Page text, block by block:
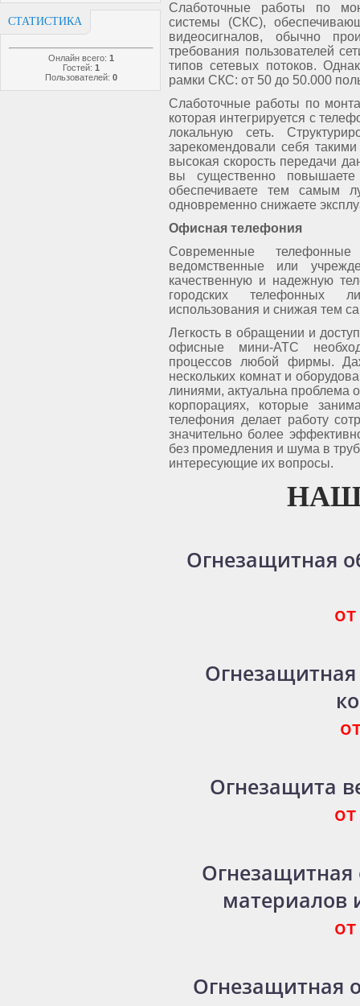
СТАТИСТИКА
Онлайн всего: 1
Гостей: 1
Пользователей: 0
Слаботочные работы по
системы (СКС),
видеосигналов, обычно
требования пользователей
типов сетевых потоков.
рамки СКС: от 50 до 50.000
Слаботочные работы по
которая интегрируется с
локальную сеть.
зарекомендовали себя
высокая скорость передачи
вы существенно повышаете
обеспечиваете тем самым
одновременно снижаете
Офисная телефония
Современные
ведомственные или
качественную и надежную
городских телефонных
использования и снижая тем
Легкость в обращении и
офисные мини-АТС
процессов любой фирмы.
нескольких комнат и
линиями, актуальна проблема
корпорациях, которые
телефония делает работу
значительно более
без промедления и шума в
интересующие их вопросы.
Огнезащитная
Огнезащита
Огнезащитная
материалов
Огнезащитная